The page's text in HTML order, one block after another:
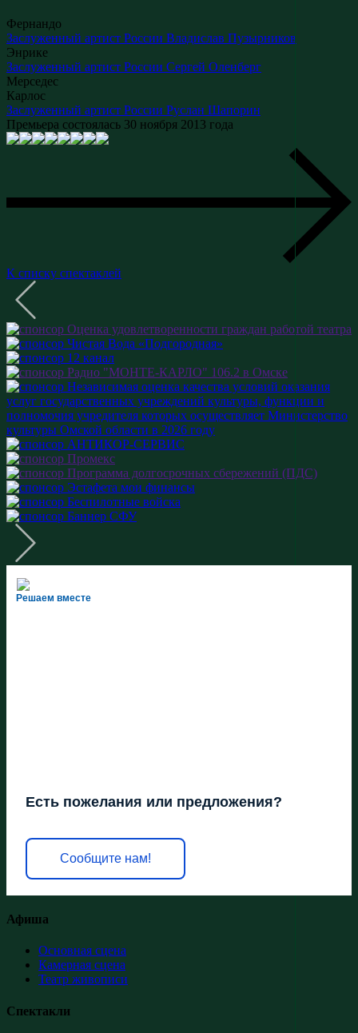
Фернандо
Заслуженный артист России Владислав Пузырников
Энрике
Заслуженный артист России Сергей Оленберг
Мерседес
Карлос
Заслуженный артист России Руслан Шапорин
Премьера состоялась 30 ноября 2013 года
К списку спектаклей
Решаем вместе
Есть пожелания или предложения?
Сообщите нам!
Афиша
Основная сцена
Камерная сцена
Театр живописи
Спектакли